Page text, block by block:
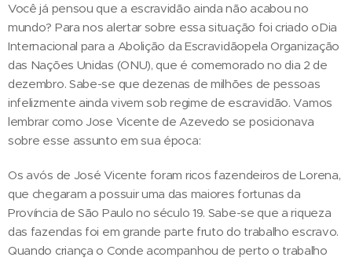
Você já pensou que a escravidão ainda não acabou no
mundo? Para nos alertar sobre essa situação foi criado oDia
Internacional para a Abolição da Escravidãopela Organização
das Nações Unidas (ONU), que é comemorado no dia 2 de
dezembro. Sabe-se que dezenas de milhões de pessoas
infelizmente ainda vivem sob regime de escravidão. Vamos
lembrar como Jose Vicente de Azevedo se posicionava
sobre esse assunto em sua época:
Os avós de José Vicente foram ricos fazendeiros de Lorena,
que chegaram a possuir uma das maiores fortunas da
Província de São Paulo no século 19. Sabe-se que a riqueza
das fazendas foi em grande parte fruto do trabalho escravo.
Quando criança o Conde acompanhou de perto o trabalho